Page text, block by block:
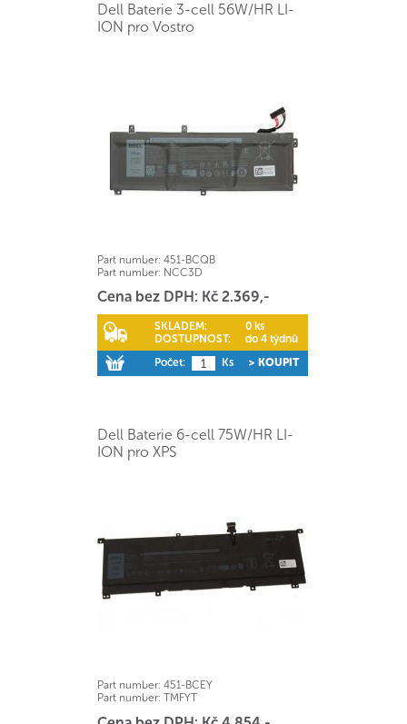
Dell Baterie 3-cell 56W/HR LI-
ION pro Vostro
Part number: 451-BCQB
Part number: NCC3D
Cena bez DPH: Kč 2.369,-
SKLADEM:
0 ks
DOSTUPNOST:
do 4 týdnů
Počet:
Ks > KOUPIT
Dell Baterie 6-cell 75W/HR LI-
ION pro XPS
Part number: 451-BCEY
Part number: TMFYT